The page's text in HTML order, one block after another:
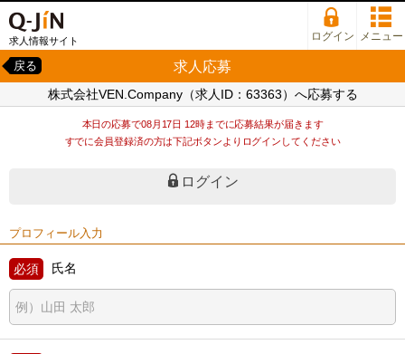
求人情報サイト ログイン メニュー
求人応募
戻る
株式会社VEN.Company（求人ID：63363）へ応募する
本日の応募で08月17日 12時までに応募結果が届きます
すでに会員登録済の方は下記ボタンよりログインしてください
ログイン
プロフィール入力
氏名